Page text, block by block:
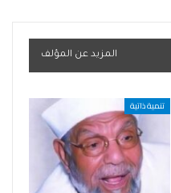
المزيد عن المؤلف
تنمية ذاتية